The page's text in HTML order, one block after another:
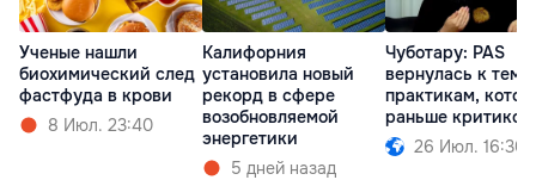
Ученые нашли
биохимический след
фастфуда в крови
8 Июл. 23:40
Калифорния
установила новый
рекорд в сфере
возобновляемой
энергетики
5 дней назад
Чуботару: PAS
вернулась к тем
практикам,
раньше
26 Июл. 16:30